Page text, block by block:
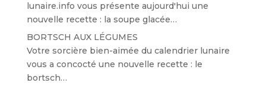
lunaire.info vous présente aujourd'hui une
nouvelle recette : la soupe glacée…
BORTSCH AUX LÉGUMES
Votre sorcière bien-aimée du calendrier lunaire
vous a concocté une nouvelle recette : le
bortsch…